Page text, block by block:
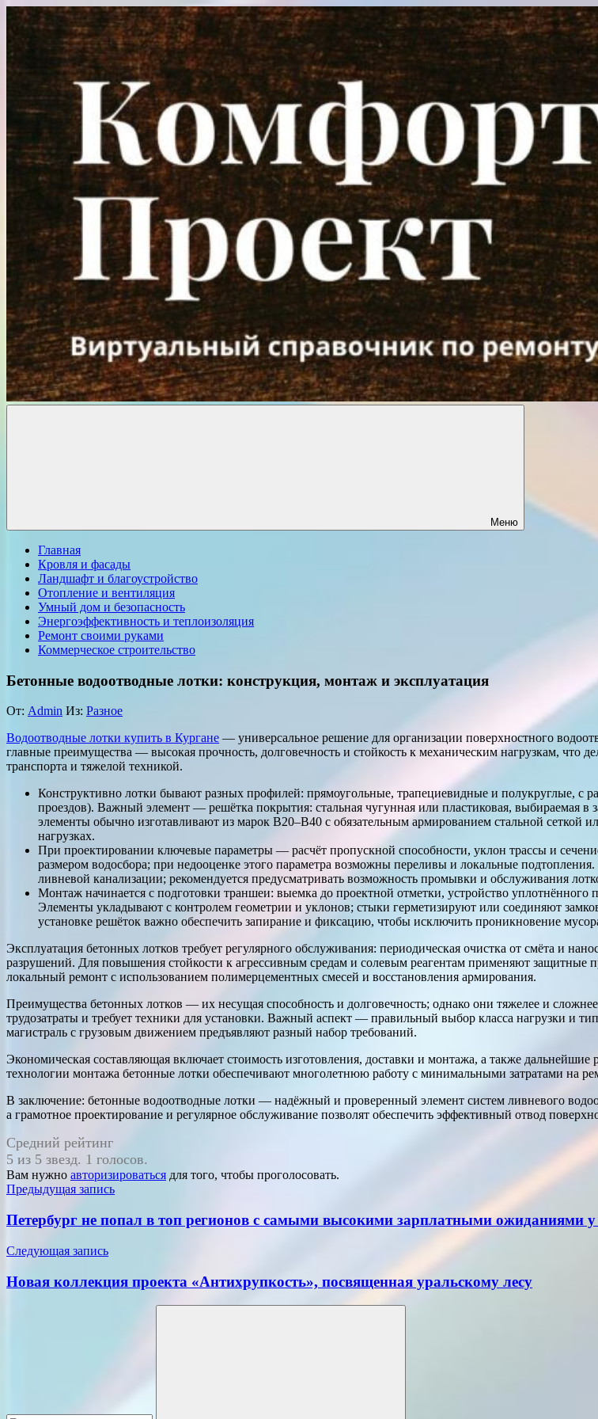
Перейти
содержимому
Меню
Главная
Кровля и фасады
Ландшафт и благоустройство
Отопление и вентиляция
Умный дом и безопасность
Энергоэффективность и теплоизоляция
Ремонт своими руками
Коммерческое строительство
Бетонные водоотводные лотки: конструкция, монтаж и эксплуатация
От: Admin Из: Разное
Водоотводные лотки купить в Кургане — универсальное решение для организации поверхностного
главные преимущества — высокая прочность, долговечность и стойкость к механическим нагрузкам, что
транспорта и тяжелой техникой.
Конструктивно лотки бывают разных профилей: прямоугольные, трапециевидные и полукруглые, с
проездов). Важный элемент — решётка покрытия: стальная чугунная или пластиковая, выбираемая в
элементы обычно изготавливают из марок B20–B40 с обязательным армированием стальной
нагрузках.
При проектировании ключевые параметры — расчёт пропускной способности, уклон трассы и
размером водосбора; при недооценке этого параметра возможны переливы и локальные
ливневой канализации; рекомендуется предусматривать возможность промывки и обслуживания
Монтаж начинается с подготовки траншеи: выемка до проектной отметки, устройство
Элементы укладывают с контролем геометрии и уклонов; стыки герметизируют или соединяют
установке решёток важно обеспечить запирание и фиксацию, чтобы исключить проникновение
Эксплуатация бетонных лотков требует регулярного обслуживания: периодическая очистка от смёта и
разрушений. Для повышения стойкости к агрессивным средам и солевым реагентам применяют
локальный ремонт с использованием полимерцементных смесей и восстановления армирования.
Преимущества бетонных лотков — их несущая способность и долговечность; однако они тяжелее и
трудозатраты и требует техники для установки. Важный аспект — правильный выбор класса нагрузки и
магистраль с грузовым движением предъявляют разный набор требований.
Экономическая составляющая включает стоимость изготовления, доставки и монтажа, а также
технологии монтажа бетонные лотки обеспечивают многолетнюю работу с минимальными затратами на
В заключение: бетонные водоотводные лотки — надёжный и проверенный элемент систем ливневого
а грамотное проектирование и регулярное обслуживание позволят обеспечить эффективный отвод
Средний рейтинг
5 из 5 звезд. 1 голосов.
Вам нужно авторизироваться для того, чтобы проголосовать.
Навигация
по
записям
Предыдущая запись
Петербург не попал в топ регионов с самыми высокими зарплатными ожиданиями у
Следующая запись
Новая коллекция проекта «Антихрупкость», посвященная уральскому лесу